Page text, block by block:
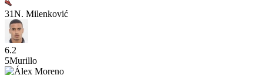
31N. Milenković
6.2
5Murillo